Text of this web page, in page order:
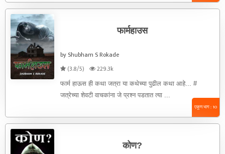
फार्महाउस
by Shubham S Rokade
(3.8/5)
229.3k
फार्म हाऊस ही कथा जत्रा या कथेच्या पुढील कथा आहे... #
जत्रेच्या शेवटी वाचकांना जे प्रश्न पडतात त्या ...
एकूण भाग : 10
कोण?